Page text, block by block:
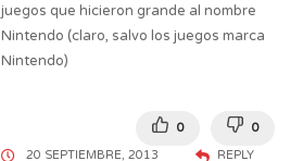
juegos que hicieron grande al nombre
Nintendo (claro, salvo los juegos marca
Nintendo)
0
0
20 SEPTIEMBRE, 2013
REPLY